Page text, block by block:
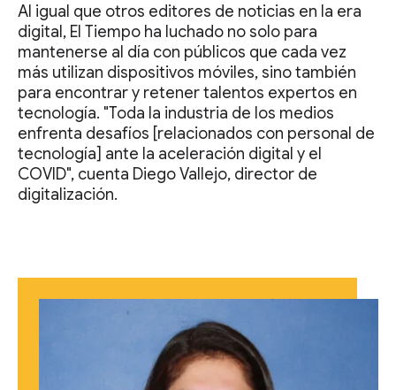
Al igual que otros editores de noticias en la era
digital, El Tiempo ha luchado no solo para
mantenerse al día con públicos que cada vez
más utilizan dispositivos móviles, sino también
para encontrar y retener talentos expertos en
tecnología. "Toda la industria de los medios
enfrenta desafíos [relacionados con personal de
tecnología] ante la aceleración digital y el
COVID", cuenta Diego Vallejo, director de
digitalización.